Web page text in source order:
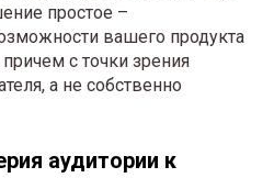
простое –
вашего продукта
с точки зрения
а не собственно
аудитории к